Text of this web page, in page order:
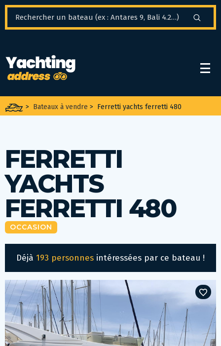
> Bateaux à vendre > Ferretti yachts ferretti 480
FERRETTI
YACHTS
FERRETTI 480
OCCASION
Déjà 193 personnes intéressées par ce bateau !
Panneau de gestion des cookies